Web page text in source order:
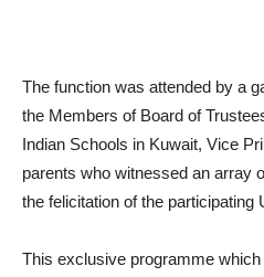
The function was attended by a
the Members of Board of
Indian Schools in Kuwait, Vice
parents who witnessed an array
the felicitation of the participating
This exclusive programme